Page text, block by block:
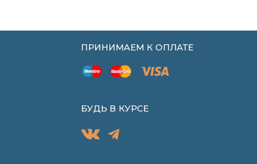
ПРИНИМАЕМ К ОПЛАТЕ
БУДЬ В КУРСЕ